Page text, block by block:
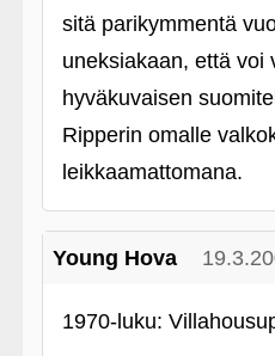
sitä parikymmentä
uneksiakaan, että voi
hyväkuvaisen
Ripperin omalle
leikkaamattomana.
Young Hova
1970-luku: